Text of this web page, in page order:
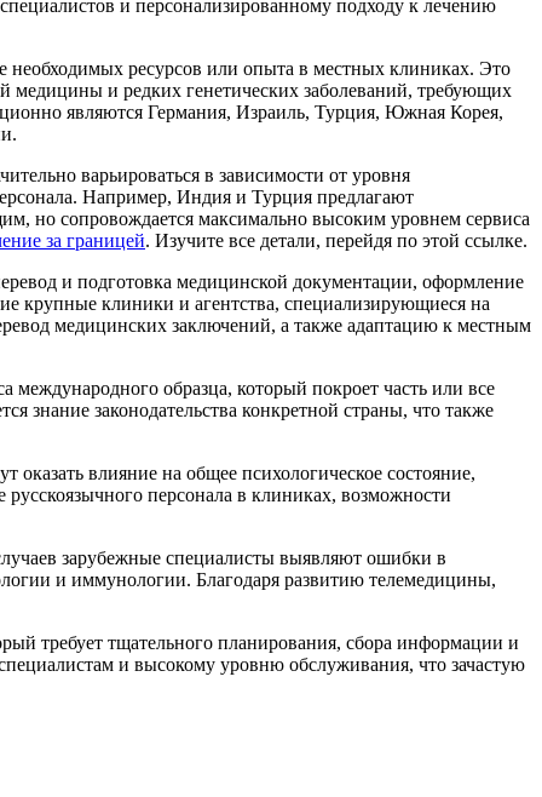
и персонализированному подходу к лечению
необходимых ресурсов или опыта в местных клиниках. Это
медицины и редких генетических заболеваний, требующих
являются Германия, Израиль, Турция, Южная Корея,
варьироваться в зависимости от уровня
Например, Индия и Турция предлагают
но сопровождается максимально высоким уровнем сервиса
за границей. Изучите все детали, перейдя по этой ссылке.
и подготовка медицинской документации, оформление
крупные клиники и агентства, специализирующиеся на
медицинских заключений, а также адаптацию к местным
образца, который покроет часть или все
знание законодательства конкретной страны, что также
влияние на общее психологическое состояние,
персонала в клиниках, возможности
зарубежные специалисты выявляют ошибки в
и иммунологии. Благодаря развитию телемедицины,
требует тщательного планирования, сбора информации и
и высокому уровню обслуживания, что зачастую